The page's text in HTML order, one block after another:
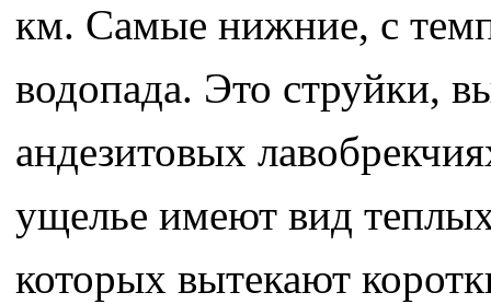
км. Самые нижние, с
водопада. Это струйки,
андезитовых
ущелье имеют вид
которых вытекают